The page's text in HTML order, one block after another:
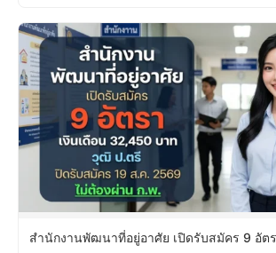
สำนักงานพัฒนาที่อยู่อาศัย เปิดรับสมัคร 9 อัต